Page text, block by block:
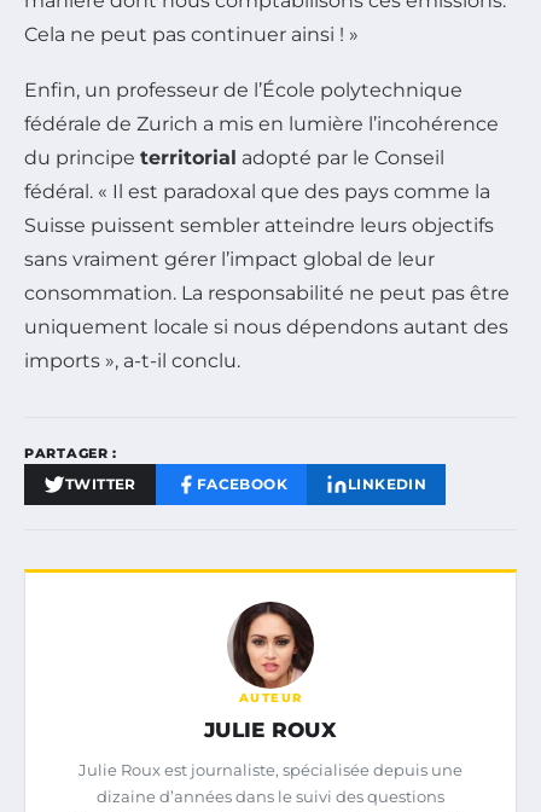
Cela ne peut pas continuer ainsi ! »
Enfin, un professeur de l’École polytechnique
fédérale de Zurich a mis en lumière l’incohérence
du principe territorial adopté par le Conseil
fédéral. « Il est paradoxal que des pays comme la
Suisse puissent sembler atteindre leurs objectifs
sans vraiment gérer l’impact global de leur
consommation. La responsabilité ne peut pas être
uniquement locale si nous dépendons autant des
imports », a-t-il conclu.
PARTAGER :
TWITTER FACEBOOK LINKEDIN
AUTEUR
JULIE ROUX
Julie Roux est journaliste, spécialisée depuis une
dizaine d’années dans le suivi des questions